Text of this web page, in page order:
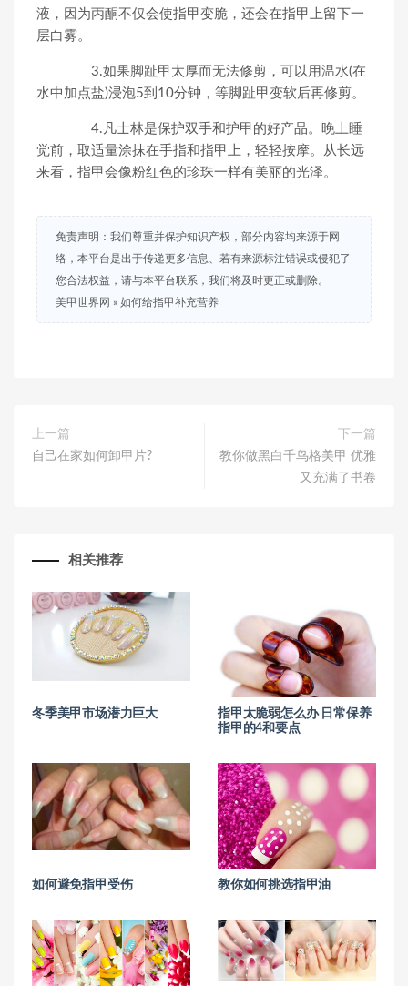
液，因为丙酮不仅会使指甲变脆，还会在指甲上留下一
层白雾。
3.如果脚趾甲太厚而无法修剪，可以用温水(在
水中加点盐)浸泡5到10分钟，等脚趾甲变软后再修剪。
4.凡士林是保护双手和护甲的好产品。晚上睡
觉前，取适量涂抹在手指和指甲上，轻轻按摩。从长远
来看，指甲会像粉红色的珍珠一样有美丽的光泽。
免责声明：我们尊重并保护知识产权，部分内容均来源于网
络，本平台是出于传递更多信息、若有来源标注错误或侵犯了
您合法权益，请与本平台联系，我们将及时更正或删除。
美甲世界网 » 如何给指甲补充营养
上一篇
自己在家如何卸甲片?
下一篇
教你做黑白千鸟格美甲 优雅
又充满了书卷
相关推荐
冬季美甲市场潜力巨大
指甲太脆弱怎么办 日常保养
指甲的4和要点
如何避免指甲受伤 教你如何挑选指甲油